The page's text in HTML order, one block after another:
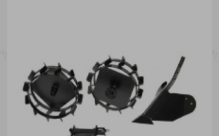
Склады